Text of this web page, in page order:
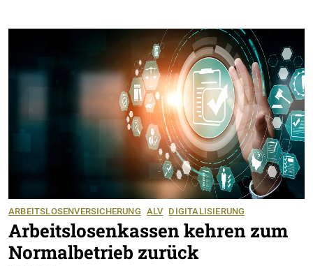
ARBEITSLOSENVERSICHERUNG ALV DIGITALISIERUNG
Arbeitslosenkassen kehren zum
Normalbetrieb zurück